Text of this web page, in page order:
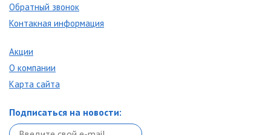
Обратный звонок
Контакная информация
Акции
О компании
Карта сайта
Подписаться на новости: